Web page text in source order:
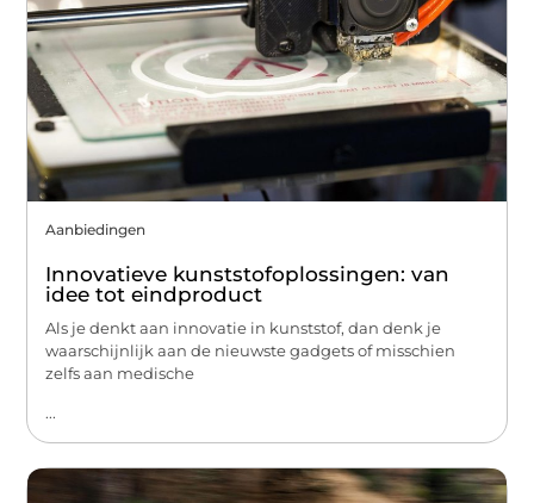
Aanbiedingen
Innovatieve kunststofoplossingen: van
idee tot eindproduct
Als je denkt aan innovatie in kunststof, dan denk je
waarschijnlijk aan de nieuwste gadgets of misschien
zelfs aan medische
...